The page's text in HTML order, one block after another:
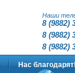
Наши
8 (9882)
8 (9882)
8 (9882)
Нас